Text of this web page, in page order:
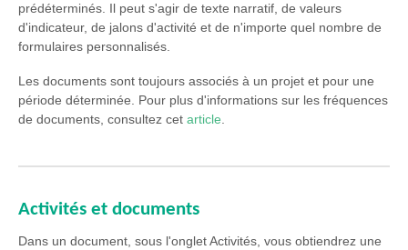
prédéterminés. Il peut s'agir de texte narratif, de valeurs
d'indicateur, de jalons d'activité et de n'importe quel nombre de
formulaires personnalisés.
Les documents sont toujours associés à un projet et pour une
période déterminée. Pour plus d'informations sur les fréquences
de documents, consultez cet article.
Activités et documents
Dans un document, sous l'onglet Activités, vous obtiendrez une